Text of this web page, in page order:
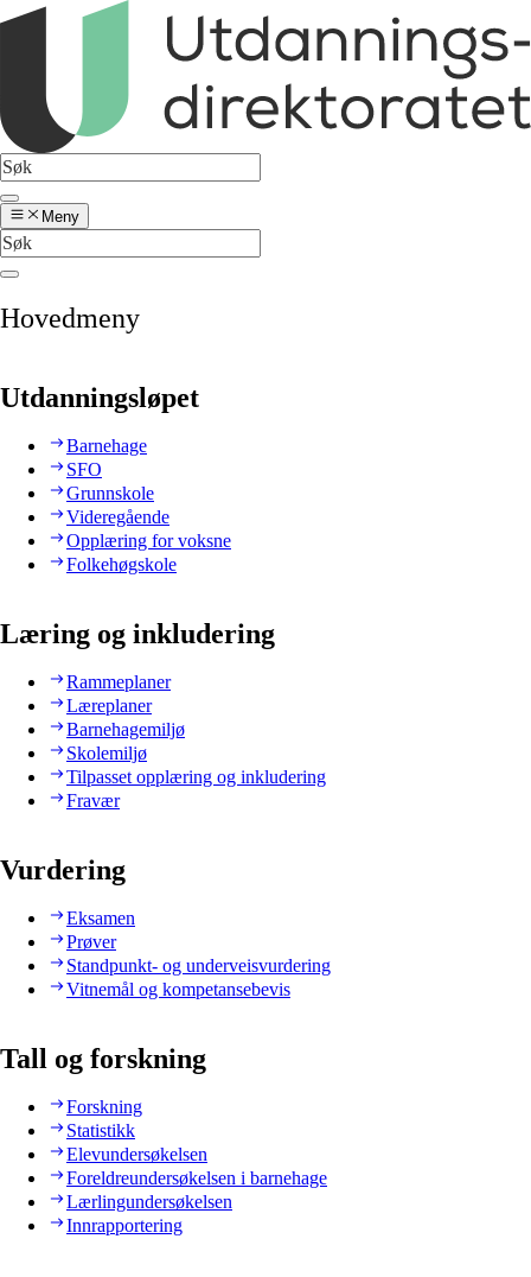
Meny
Hovedmeny
Utdanningsløpet
Barnehage
SFO
Grunnskole
Videregående
Opplæring for voksne
Folkehøgskole
Læring og inkludering
Rammeplaner
Læreplaner
Barnehagemiljø
Skolemiljø
Tilpasset opplæring og inkludering
Fravær
Vurdering
Eksamen
Prøver
Standpunkt- og underveisvurdering
Vitnemål og kompetansebevis
Tall og forskning
Forskning
Statistikk
Elevundersøkelsen
Foreldreundersøkelsen i barnehage
Lærlingundersøkelsen
Innrapportering